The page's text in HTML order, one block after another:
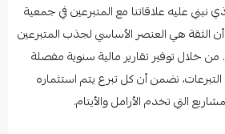
نبني عليه علاقاتنا مع المتبرعين في جمعية
الثقة هي العنصر الأساسي لجذب المتبرعين
خلال توفير تقارير مالية سنوية مفصلة
نضمن أن كل تبرع يتم استثماره
التي تخدم الأرامل والأيتام.